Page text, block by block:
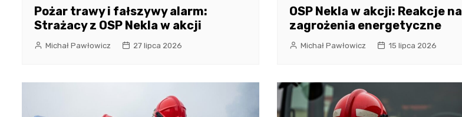
Pożar trawy i fałszywy alarm:
Strażacy z OSP Nekla w akcji
Michał Pawłowicz 27 lipca 2026
OSP Nekla w akcji: Reakcje na
zagrożenia energetyczne
Michał Pawłowicz 15 lipca 2026